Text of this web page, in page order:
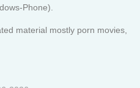
Phone).
material mostly porn movies,